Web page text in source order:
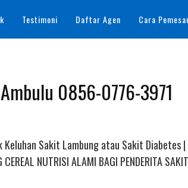
Testimoni Daftar Agen Cara
0856-0776-3971
Sakit Lambung atau Sakit Diabetes
NUTRISI ALAMI BAGI PENDERITA